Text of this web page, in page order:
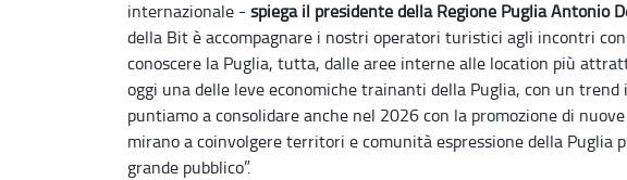
internazionale - spiega il presidente della Regione Puglia Antonio
della Bit è accompagnare i nostri operatori turistici agli incontri
conoscere la Puglia, tutta, dalle aree interne alle location più
oggi una delle leve economiche trainanti della Puglia, con un
puntiamo a consolidare anche nel 2026 con la promozione di
mirano a coinvolgere territori e comunità espressione della Puglia
grande pubblico”.